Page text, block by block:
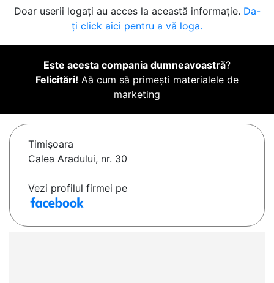
Doar userii logați au acces la această informație. Da-
ți click aici pentru a vă loga.
Este acesta compania dumneavoastră?
Felicitări! Aă cum să primești materialele de
marketing
Timişoara
Calea Aradului, nr. 30
Vezi profilul firmei pe